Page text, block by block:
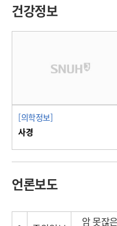
건강정보
[의학정보]
사경
언론보도
암 못잖